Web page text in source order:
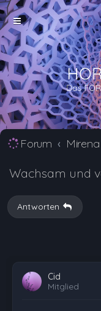
Forum
Wachsam und
Antworten
Cid
Mitglied